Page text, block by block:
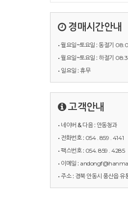
경매시간안내
• 월요일~토요일 : 동절기
• 월요일~토요일 : 하절기
• 일요일 : 휴무
고객안내
• 네이버 & 다음 : 안동청과
• 전화번호 : 054 . 859 . 4141
• 팩스번호 : 054. 859 . 4285
• 이메일 :
• 주소 : 경북 안동시 풍산읍 유